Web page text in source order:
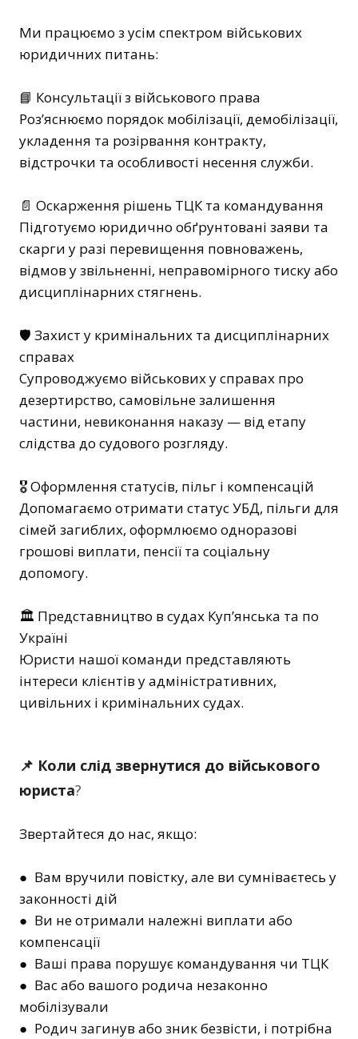
Ми працюємо з усім спектром військових
юридичних питань:
📘 Консультації з військового права
Роз’яснюємо порядок мобілізації, демобілізації,
укладення та розірвання контракту,
відстрочки та особливості несення служби.
📄 Оскарження рішень ТЦК та командування
Підготуємо юридично обґрунтовані заяви та
скарги у разі перевищення повноважень,
відмов у звільненні, неправомірного тиску або
дисциплінарних стягнень.
🛡 Захист у кримінальних та дисциплінарних
справах
Супроводжуємо військових у справах про
дезертирство, самовільне залишення
частини, невиконання наказу — від етапу
слідства до судового розгляду.
🎖 Оформлення статусів, пільг і компенсацій
Допомагаємо отримати статус УБД, пільги для
сімей загиблих, оформлюємо одноразові
грошові виплати, пенсії та соціальну
допомогу.
🏛 Представництво в судах Куп’янська та по
Україні
Юристи нашої команди представляють
інтереси клієнтів у адміністративних,
цивільних і кримінальних судах.
📌 Коли слід звернутися до військового
юриста?
Звертайтеся до нас, якщо:
● Вам вручили повістку, але ви сумніваєтесь у
законності дій
● Ви не отримали належні виплати або
компенсації
● Ваші права порушує командування чи ТЦК
● Вас або вашого родича незаконно
мобілізували
● Родич загинув або зник безвісти, і потрібна